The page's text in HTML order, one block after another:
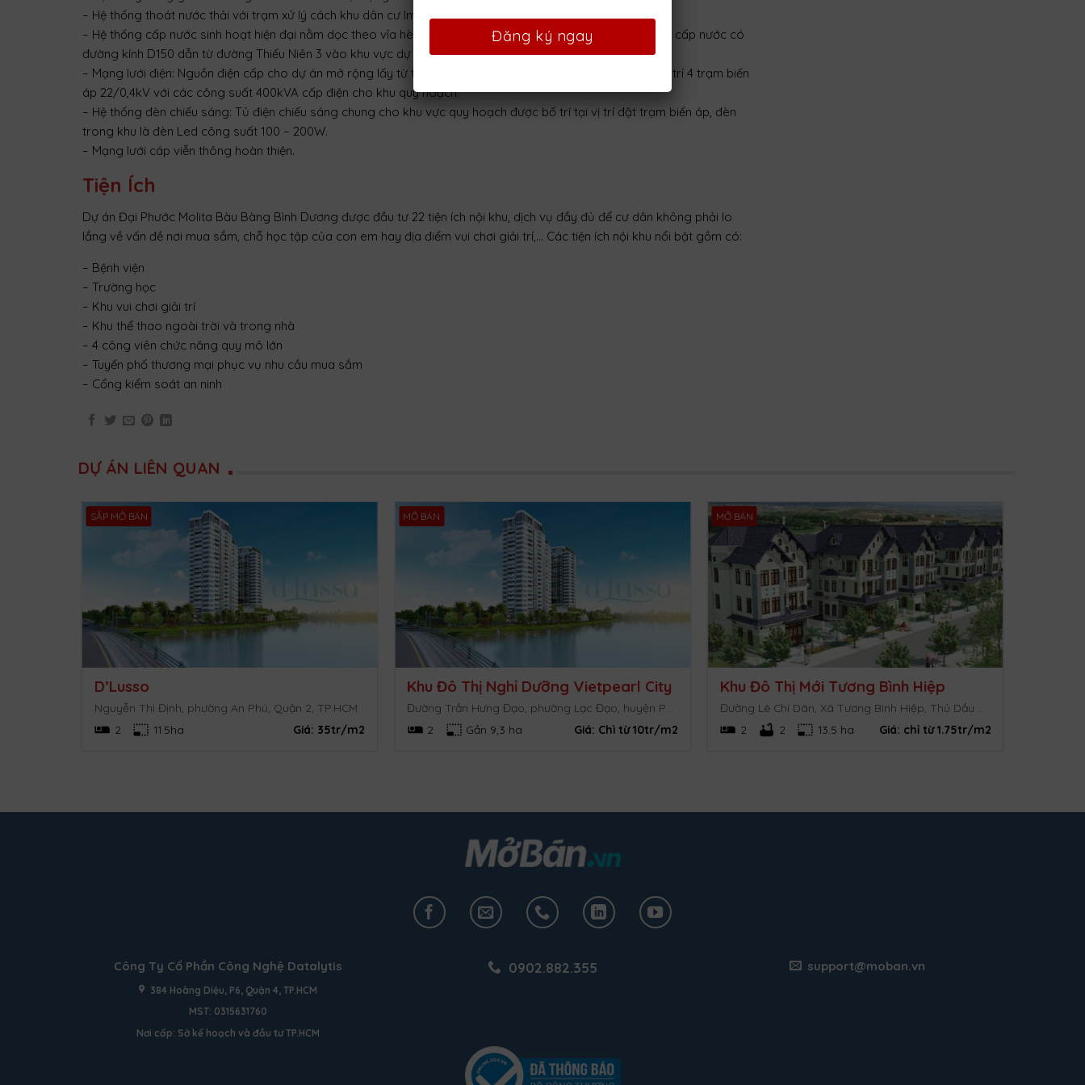
– Hệ thống thoát nước thải với trạm xử lý cách khu dân cư lmột dải cây xanh có chiều rộng 10m.
– Hệ thống cấp nước sinh hoạt hiện đại nằm dọc theo vỉa hè các trục đường đi đến các dãy nhà. Tuyến ống cấp nước có
đường kính D150 dẫn từ đường Thiếu Niên 3 vào khu vực dự án, các tuyến ống nhánh có đường kính D100.
– Mạng lưới điện: Nguồn điện cấp cho dự án mở rộng lấy từ tuyến trung thế 22kV từ đường Thiếu Niên 3. Bố trí 4 trạm biến
áp 22/0,4kV với các công suất 400kVA cấp điện cho khu quy hoạch.
– Hệ thống đèn chiếu sáng: Tủ điện chiếu sáng chung cho khu vực quy hoạch được bố trí tại vị trí đặt trạm biến áp, đèn
trong khu là đèn Led công suất 100 – 200W.
– Mạng lưới cáp viễn thông hoàn thiện.
Tiện Ích
Dự án Đại Phước Molita Bàu Bàng Bình Dương được đầu tư 22 tiện ích nội khu, dịch vụ đầy đủ để cư dân không phải lo
lắng về vấn đề nơi mua sắm, chỗ học tập của con em hay địa điểm vui chơi giải trí,… Các tiện ích nội khu nổi bật gồm có:
– Bệnh viện
– Trường học
– Khu vui chơi giải trí
– Khu thể thao ngoài trời và trong nhà
– 4 công viên chức năng quy mô lớn
– Tuyến phố thương mại phục vụ nhu cầu mua sắm
– Cổng kiểm soát an ninh
DỰ ÁN LIÊN QUAN
SẮP MỞ BÁN
D’Lusso
Nguyễn Thị Định, phường An Phú, Quận 2, TP.HCM
2
11.5ha Giá: 35tr/m2
MỞ BÁN
Khu Đô Thị Nghỉ Dưỡng Vietpearl City
2
Gần 9,3 ha Giá: Chì từ 10tr/m2
MỞ BÁN
Khu Đô Thị Mới Tương Bình Hiệp
2
2 13.5 ha Giá: chỉ từ 1.75tr/m2
Công Ty Cổ Phần Công Nghệ Datalytis
384 Hoàng Diệu, P6, Quận 4, TP.HCM
MST: 0315631760
Nơi cấp: Sở kế hoạch và đầu tư TP.HCM
0902.882.355 support@moban.vn